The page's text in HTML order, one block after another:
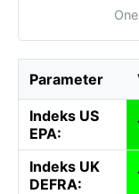
Parameter
Indeks US
EPA:
Indeks UK
DEFRA: